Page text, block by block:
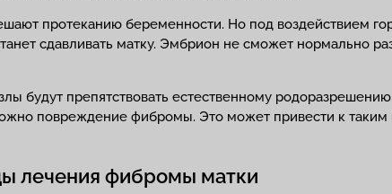
протеканию беременности. Но под воздействием
сдавливать матку. Эмбрион не сможет нормально
будут препятствовать естественному
повреждение фибромы. Это может привести к
лечения фибромы матки